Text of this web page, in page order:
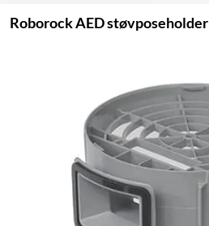
Roborock AED støvposeholder